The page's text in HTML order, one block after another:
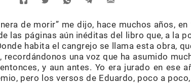
de morir” me dijo, hace muchos años,
las páginas aún inéditas del libro que, a la
habita el cangrejo se llama esta obra,
recordándonos una voz que ha asumido
y aun antes. Yo era jurado en ese
pero los versos de Eduardo, poco a